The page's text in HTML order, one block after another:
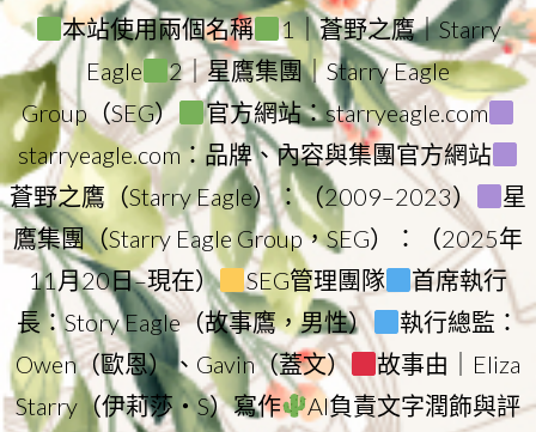
本站使用兩個名稱
1｜蒼野之鷹｜Starry
Eagle
2｜星鷹集團｜Starry Eagle
Group（SEG）
官方網站：starryeagle.com
starryeagle.com：品牌、內容與集團官方網站
蒼野之鷹（Starry Eagle）：（2009–2023）
星
鷹集團（Starry Eagle Group，SEG）：（2025年
11月20日–現在）
SEG管理團隊
首席執行
長：Story Eagle（故事鷹，男性）
執行總監：
Owen（歐恩）、Gavin（蓋文）
故事由｜Eliza
Starry（伊莉莎・S）寫作
AI負責文字潤飾與評